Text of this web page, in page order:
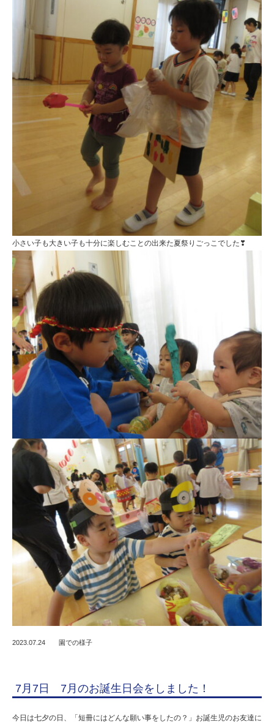
小さい子も大きい子も十分に楽しむことの出来た夏祭りごっこでした❣
2023.07.24 園での様子
7月7日 7月のお誕生日会をしました！
今日は七夕の日、「短冊にはどんな願い事をしたの？」お誕生児のお友達に